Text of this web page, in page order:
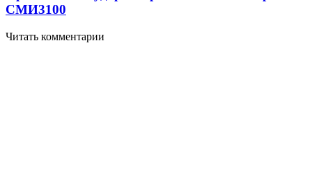
СМИ3100
Читать комментарии